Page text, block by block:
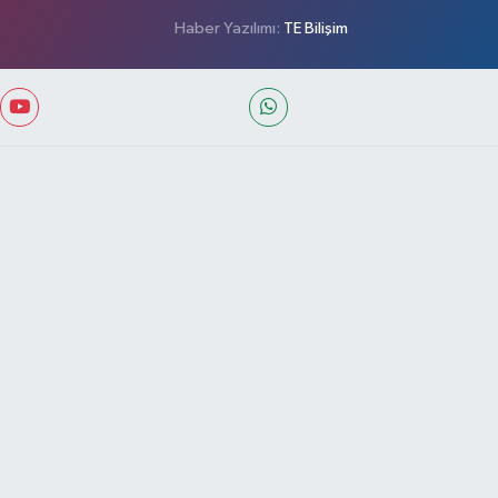
Haber Yazılımı: TE Bilişim